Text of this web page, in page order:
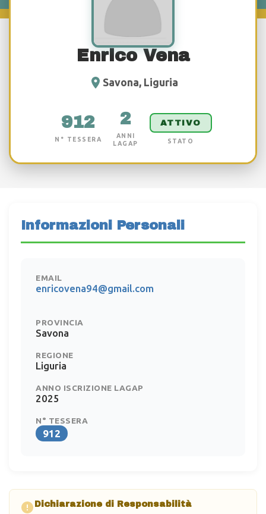
Enrico Vena
Savona, Liguria
912
N° TESSERA
2
ANNI
LAGAP
ATTIVO
STATO
Informazioni Personali
EMAIL
enricovena94@gmail.com
PROVINCIA
Savona
REGIONE
Liguria
ANNO ISCRIZIONE LAGAP
2025
N° TESSERA
912
Dichiarazione di Responsabilità